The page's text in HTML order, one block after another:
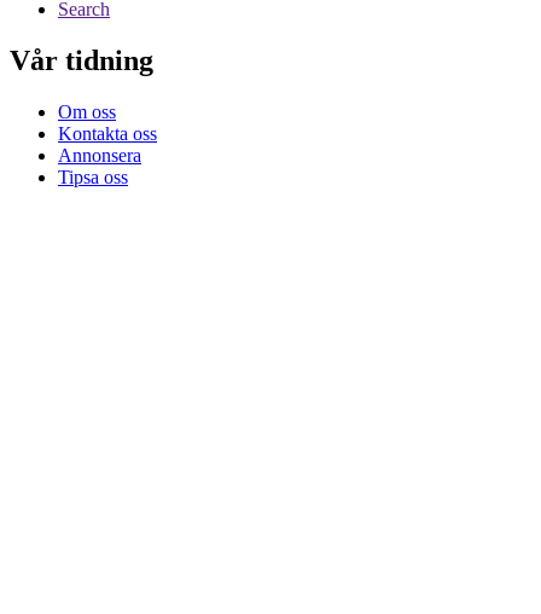
Search
Vår tidning
Om oss
Kontakta oss
Annonsera
Tipsa oss